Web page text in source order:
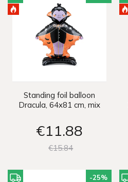
Standing foil balloon
Dracula, 64x81 cm, mix
€11 88
€1584
-25%